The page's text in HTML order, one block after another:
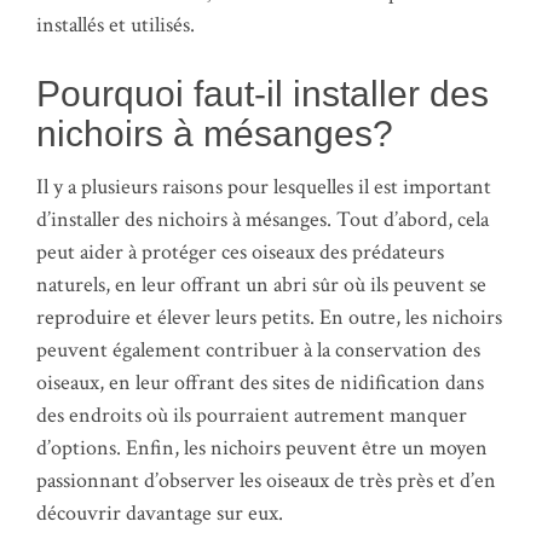
installés et utilisés.
Pourquoi faut-il installer des
nichoirs à mésanges?
Il y a plusieurs raisons pour lesquelles il est important
d’installer des nichoirs à mésanges. Tout d’abord, cela
peut aider à protéger ces oiseaux des prédateurs
naturels, en leur offrant un abri sûr où ils peuvent se
reproduire et élever leurs petits. En outre, les nichoirs
peuvent également contribuer à la conservation des
oiseaux, en leur offrant des sites de nidification dans
des endroits où ils pourraient autrement manquer
d’options. Enfin, les nichoirs peuvent être un moyen
passionnant d’observer les oiseaux de très près et d’en
découvrir davantage sur eux.